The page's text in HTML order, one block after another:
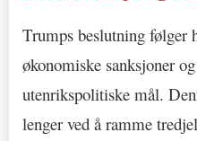
Trumps beslutning følger
økonomiske sanksjoner
utenrikspolitiske mål.
lenger ved å ramme